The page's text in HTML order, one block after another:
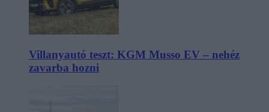
Villanyautó teszt: KGM Musso EV – nehéz
zavarba hozni